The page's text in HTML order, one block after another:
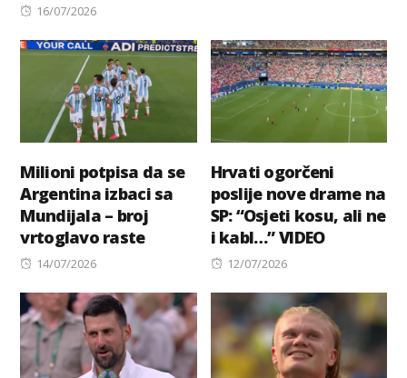
Posted
16/07/2026
Milioni potpisa da se
Argentina izbaci sa
Mundijala – broj
vrtoglavo raste
Posted
14/07/2026
Hrvati ogorčeni
poslije nove drame na
SP: “Osjeti kosu, ali ne
i kabl…” VIDEO
Posted
12/07/2026